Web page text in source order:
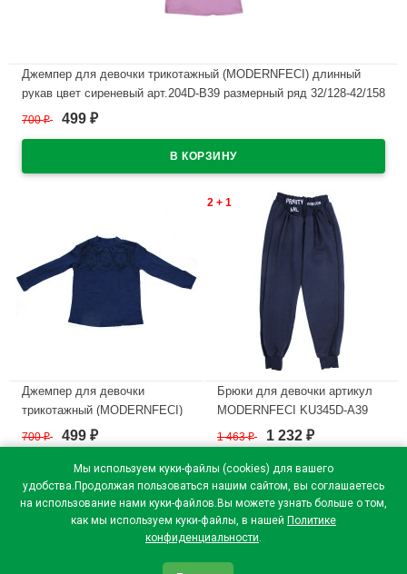
Мы используем куки-файлы (cookies) для вашего
удобства.Продолжая пользоваться нашим сайтом, вы соглашаетесь
на использование нами куки-файлов.Вы можете узнать больше о том,
как мы используем куки-файлы, в нашей Политике
конфиденциальности.
Джемпер для девочки трикотажный (MODERNFECI) длинный
рукав цвет сиреневый арт.204D-B39 размерный ряд 32/128-42/158
В наличии
700₽ 499 ₽
Джемпер для девочки
трикотажный (MODERNFECI)
длинный рукав цвет темно-
синий арт.204A-B39
размерный ряд 32/128-42/158
В наличии
700₽ 499 ₽
2 + 1
Брюки для девочки артикул
MODERNFECI KU345D-A39
размер 32/128-44/164 цвет
темно-синий
В наличии
1 463₽ 1 232 ₽